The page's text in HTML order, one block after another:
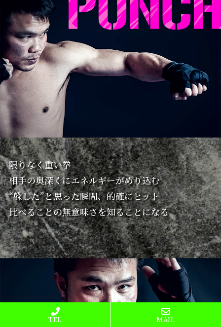
限りなく重い拳
相手の奥深くにエネルギーがめり込む
“躱した”と思った瞬間、的確にヒット
比べることの無意味さを知ることになる
TEL MAIL